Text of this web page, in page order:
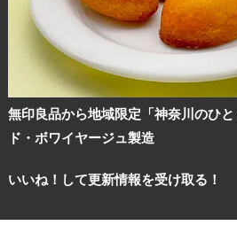
無印良品から地域限定「神奈川のひ
ド・ボワイヤージュ製造
いいね！して更新情報を受け取る！